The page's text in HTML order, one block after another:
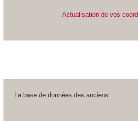
Actualisation de vos
La base de données des anciens